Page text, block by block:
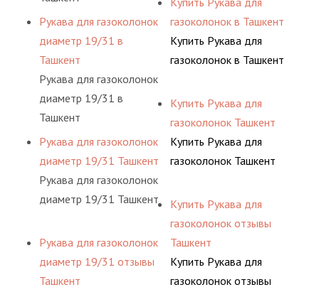
Рукава для газоколонок
диаметр 19/31 в
Ташкент
Рукава для газоколонок
диаметр 19/31 в
Ташкент
Рукава для газоколонок
диаметр 19/31 Ташкент
Рукава для газоколонок
диаметр 19/31 Ташкент
Рукава для газоколонок
диаметр 19/31 отзывы
Ташкент
газоколонок в Ташкент
Купить Рукава для
газоколонок в Ташкент
Купить Рукава для
газоколонок Ташкент
Купить Рукава для
газоколонок Ташкент
Купить Рукава для
газоколонок отзывы
Ташкент
Купить Рукава для
газоколонок отзывы